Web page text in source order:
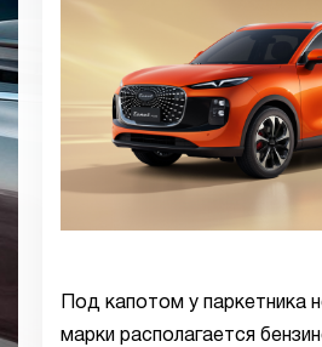
Под капотом у паркетника
марки располагается